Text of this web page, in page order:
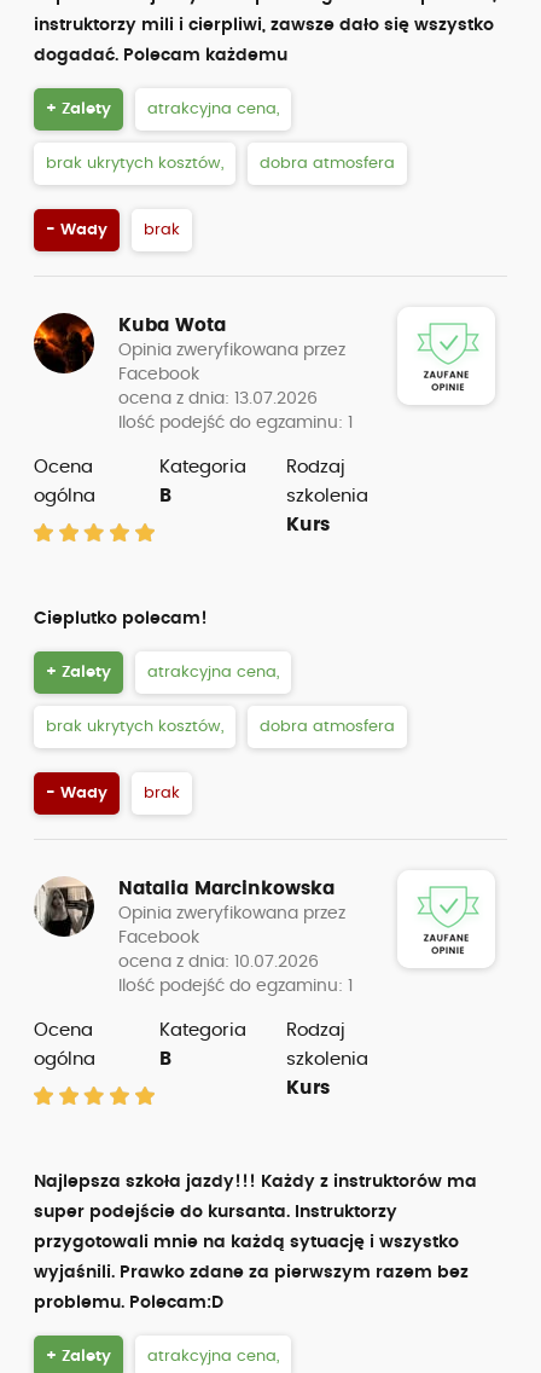
instruktorzy mili i cierpliwi, zawsze dało się wszystko
dogadać. Polecam każdemu
+ Zalety atrakcyjna cena,
brak ukrytych kosztów, dobra atmosfera
- Wady brak
Kuba Wota
Opinia zweryfikowana przez
Facebook
ocena z dnia: 13.07.2026
Ilość podejść do egzaminu: 1
Ocena
ogólna
Kategoria
B
Rodzaj
szkolenia
Kurs
Cieplutko polecam!
+ Zalety atrakcyjna cena,
brak ukrytych kosztów, dobra atmosfera
- Wady brak
Natalia Marcinkowska
Opinia zweryfikowana przez
Facebook
ocena z dnia: 10.07.2026
Ilość podejść do egzaminu: 1
Ocena
ogólna
Kategoria
B
Rodzaj
szkolenia
Kurs
Najlepsza szkoła jazdy!!! Każdy z instruktorów ma
super podejście do kursanta. Instruktorzy
przygotowali mnie na każdą sytuację i wszystko
wyjaśnili. Prawko zdane za pierwszym razem bez
problemu. Polecam:D
+ Zalety atrakcyjna cena,